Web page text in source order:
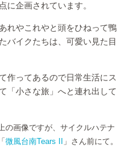
に企画されています。
れやこれやと頭をひねって鴨
バイクたちは、可愛い見た目
作ってあるので日常生活にス
「小さな旅」へと連れ出して
の画像ですが、サイクルハテナ
微風台南Tears II
」さん前にて。